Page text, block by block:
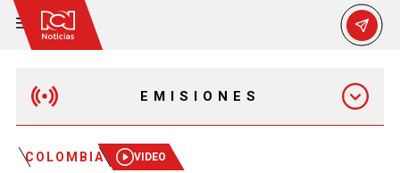
EMISIONES
MAÑANA EXPRESS
COLOMBIA VIDEO